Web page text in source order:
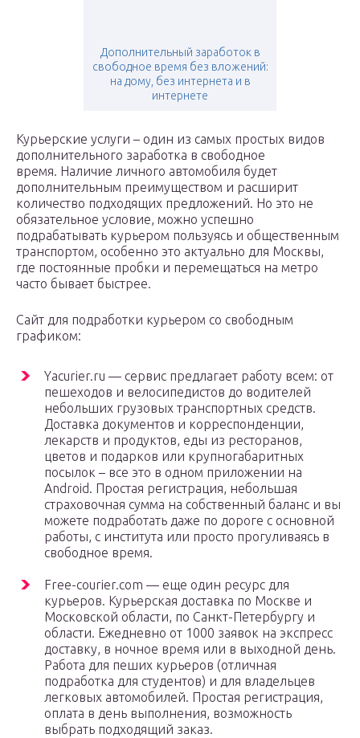
Дополнительный заработок в
свободное время без вложений:
на дому, без интернета и в
интернете
Курьерские услуги – один из самых простых видов
дополнительного заработка в свободное
время. Наличие личного автомобиля будет
дополнительным преимуществом и расширит
количество подходящих предложений. Но это не
обязательное условие, можно успешно
подрабатывать курьером пользуясь и общественным
транспортом, особенно это актуально для Москвы,
где постоянные пробки и перемещаться на метро
часто бывает быстрее.
Сайт для подработки курьером со свободным
графиком:
Yacurier.ru — сервис предлагает работу всем: от
пешеходов и велосипедистов до водителей
небольших грузовых транспортных средств.
Доставка документов и корреспонденции,
лекарств и продуктов, еды из ресторанов,
цветов и подарков или крупногабаритных
посылок – все это в одном приложении на
Android. Простая регистрация, небольшая
страховочная сумма на собственный баланс и вы
можете подработать даже по дороге с основной
работы, с института или просто прогуливаясь в
свободное время.
Free-courier.com — еще один ресурс для
курьеров. Курьерская доставка по Москве и
Московской области, по Санкт-Петербургу и
области. Ежедневно от 1000 заявок на экспресс
доставку, в ночное время или в выходной день.
Работа для пеших курьеров (отличная
подработка для студентов) и для владельцев
легковых автомобилей. Простая регистрация,
оплата в день выполнения, возможность
выбрать подходящий заказ.